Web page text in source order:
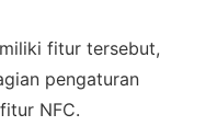
fitur tersebut,
pengaturan
NFC.